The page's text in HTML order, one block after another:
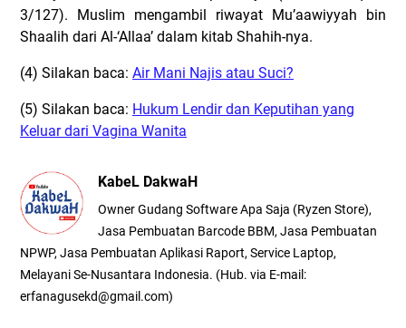
3/127). Muslim mengambil riwayat Mu’aawiyyah bin
Shaalih dari Al-‘Allaa’ dalam kitab Shahih-nya.
(4) Silakan baca: Air Mani Najis atau Suci?
(5) Silakan baca: Hukum Lendir dan Keputihan yang
Keluar dari Vagina Wanita
KabeL DakwaH
Owner Gudang Software Apa Saja (Ryzen Store),
Jasa Pembuatan Barcode BBM, Jasa Pembuatan
NPWP, Jasa Pembuatan Aplikasi Raport, Service Laptop,
Melayani Se-Nusantara Indonesia. (Hub. via E-mail:
erfanagusekd@gmail.com)